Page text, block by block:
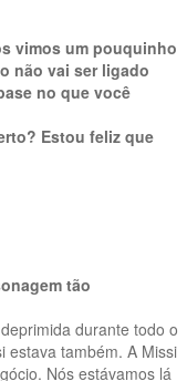
vimos um pouquinho
não vai ser ligado
no que você
Estou feliz que
tão
durante todo o
estava também. A Missi
Nós estávamos lá